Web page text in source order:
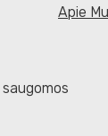
Apie